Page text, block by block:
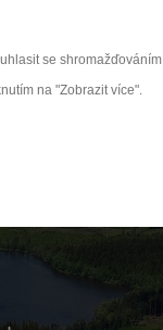
se shromažďováním
na "Zobrazit více".